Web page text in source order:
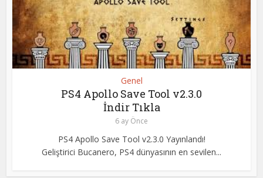
Genel
PS4 Apollo Save Tool v2.3.0
İndir Tıkla
6 ay Önce
PS4 Apollo Save Tool v2.3.0 Yayınlandı!
Geliştirici Bucanero, PS4 dünyasının en sevilen...